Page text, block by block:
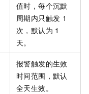
值时，每个沉默
周期内只触发 1
次，默认为 1
天。
报警触发的生效
时间范围，默认
全天生效。